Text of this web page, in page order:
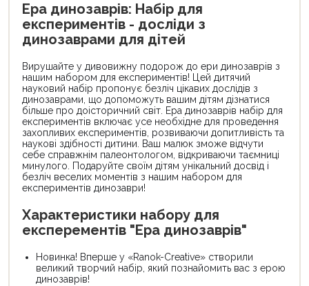
Ера динозаврів: Набір для
експериментів - досліди з
динозаврами для дітей
Вирушайте у дивовижну подорож до ери динозаврів з
нашим набором для експериментів! Цей дитячий
науковий набір пропонує безліч цікавих дослідів з
динозаврами, що допоможуть вашим дітям дізнатися
більше про доісторичний світ. Ера динозаврів набір для
експериментів включає усе необхідне для проведення
захопливих експериментів, розвиваючи допитливість та
наукові здібності дитини. Ваш малюк зможе відчути
себе справжнім палеонтологом, відкриваючи таємниці
минулого. Подаруйте своїм дітям унікальний досвід і
безліч веселих моментів з нашим набором для
експериментів динозаври!
Характеристики набору для
експерементів "Ера динозаврів"
Новинка! Вперше у «Ranok-Creative» створили
великий творчий набір, який познайомить вас з ерою
динозаврів!